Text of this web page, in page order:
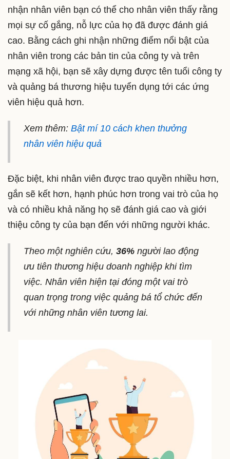
nhận nhân viên bạn có thể cho nhân viên thấy rằng
mọi sự cố gắng, nỗ lực của họ đã được đánh giá
cao. Bằng cách ghi nhận những điểm nổi bật của
nhân viên trong các bản tin của công ty và trên
mạng xã hội, bạn sẽ xây dựng được tên tuổi công ty
và quảng bá thương hiệu tuyển dụng tới các ứng
viên hiệu quả hơn.
Xem thêm: Bật mí 10 cách khen thưởng
nhân viên hiệu quả
Đặc biệt, khi nhân viên được trao quyền nhiều hơn,
gắn sẽ kết hơn, hạnh phúc hơn trong vai trò của họ
và có nhiều khả năng họ sẽ đánh giá cao và giới
thiệu công ty của bạn đến với những người khác.
Theo một nghiên cứu, 36%người lao động
ưu tiên thương hiệu doanh nghiệp khi tìm
việc. Nhân viên hiện tại đóng một vai trò
quan trọng trong việc quảng bá tổ chức đến
với những nhân viên tương lai.